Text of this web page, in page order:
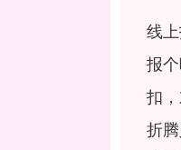
线
报
扣
折